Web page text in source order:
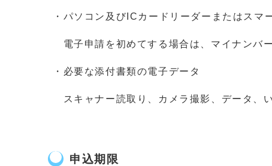
・パソコン及びICカードリーダーまたはスマ
電子申請を初めてする場合は、マイナンバ
・必要な添付書類の電子データ
スキャナー読取り、カメラ撮影、データ、
申込期限